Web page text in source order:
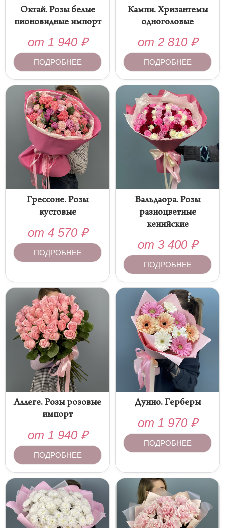
Октай. Розы белые
пионовидные импорт
от 1 940₽
ПОДРОБНЕЕ
Кампи. Хризантемы
одноголовые
от 2 810₽
ПОДРОБНЕЕ
Грессоне. Розы
кустовые
от 4 570₽
ПОДРОБНЕЕ
Вальдаора. Розы
разноцветные
кенийские
от 3 400₽
ПОДРОБНЕЕ
Аллеге. Розы розовые
импорт
от 1 940₽
ПОДРОБНЕЕ
Дуино. Герберы
от 1 970₽
ПОДРОБНЕЕ